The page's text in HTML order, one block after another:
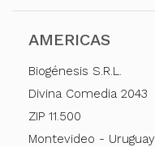
AMERICAS
Biogénesis S.R.L.
Divina Comedia 2043
ZIP 11.500
Montevideo - Uruguay